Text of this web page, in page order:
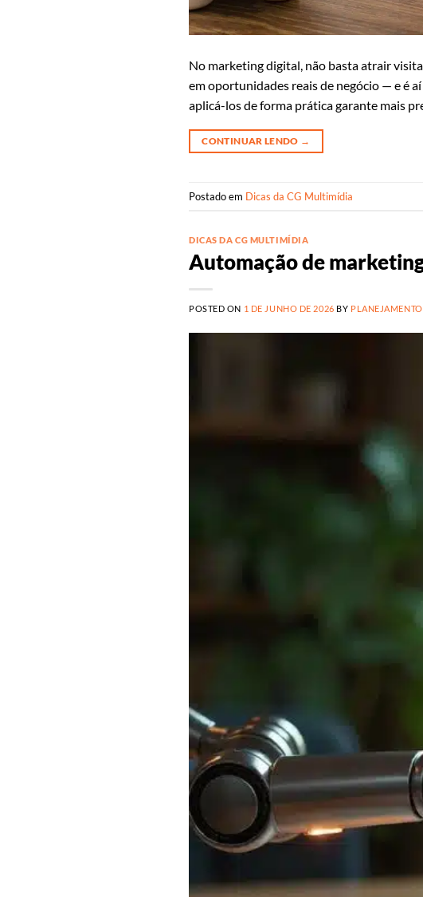
No marketing digital, não basta atrair
em oportunidades reais de negócio — e é
aplicá-los de forma prática garante mais
CONTINUAR LENDO →
Postado em Dicas da CG Multimídia
DICAS DA CG MULTIMÍDIA
Automação de
POSTED ON 1 DE JUNHO DE 2026 BY